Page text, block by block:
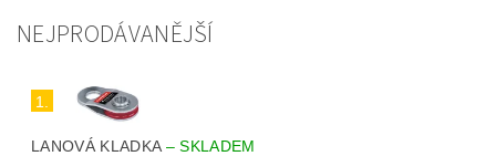
NEJPRODÁVANĚJŠÍ
1.
LANOVÁ KLADKA –SKLADEM